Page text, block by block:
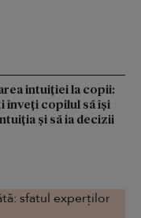
intuiției la copii:
înveți copilul să își
și să ia decizii